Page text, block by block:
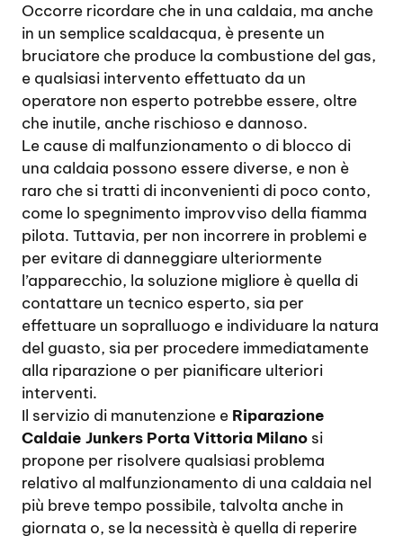
Occorre ricordare che in una caldaia, ma anche
in un semplice scaldacqua, è presente un
bruciatore che produce la combustione del gas,
e qualsiasi intervento effettuato da un
operatore non esperto potrebbe essere, oltre
che inutile, anche rischioso e dannoso.
Le cause di malfunzionamento o di blocco di
una caldaia possono essere diverse, e non è
raro che si tratti di inconvenienti di poco conto,
come lo spegnimento improvviso della fiamma
pilota. Tuttavia, per non incorrere in problemi e
per evitare di danneggiare ulteriormente
l’apparecchio, la soluzione migliore è quella di
contattare un tecnico esperto, sia per
effettuare un sopralluogo e individuare la natura
del guasto, sia per procedere immediatamente
alla riparazione o per pianificare ulteriori
interventi.
Il servizio di manutenzione e Riparazione
Caldaie Junkers Porta Vittoria Milano si
propone per risolvere qualsiasi problema
relativo al malfunzionamento di una caldaia nel
più breve tempo possibile, talvolta anche in
giornata o, se la necessità è quella di reperire